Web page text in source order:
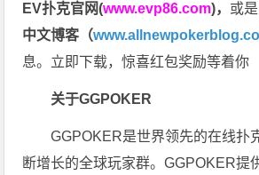
EV扑克官网(www.evp86.com)， 或
中文博客（
息。立即下载，惊喜红包奖励等着你
关于GGPOKER
GGPOKER是世界领先的在线扑
断增长的全球玩家群。GGPOKER提